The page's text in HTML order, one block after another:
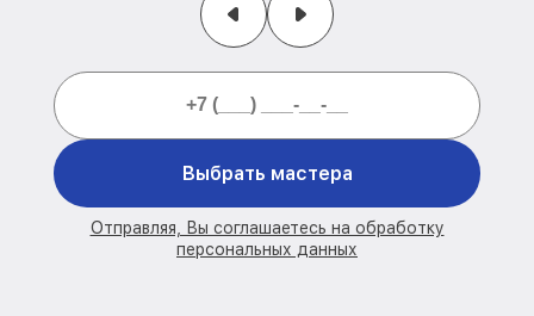
Выбрать мастера
Отправляя, Вы соглашаетесь на обработку
персональных данных